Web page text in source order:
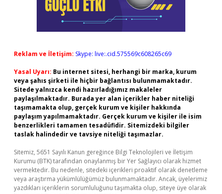
Reklam ve İletişim: Skype: live:.cid.575569c608265c69
Yasal Uyarı: Bu internet sitesi, herhangi bir marka, kurum
veya şahıs şirketi ile hiçbir bağlantısı bulunmamaktadır.
Sitede yalnızca kendi hazırladığımız makaleler
paylaşılmaktadır. Burada yer alan içerikler haber niteliği
taşımamakta olup, gerçek kurum ve kişiler hakkında
paylaşım yapılmamaktadır. Gerçek kurum ve kişiler ile isim
benzerlikleri tamamen tesadüfidir. Sitemizdeki bilgiler
taslak halindedir ve tavsiye niteliği taşımazlar.
Sitemiz, 5651 Sayılı Kanun gereğince Bilgi Teknolojileri ve İletişim
Kurumu (BTK) tarafından onaylanmış bir Yer Sağlayıcı olarak hizmet
vermektedir. Bu nedenle, sitedeki içerikleri proaktif olarak denetleme
veya araştırma yükümlülüğümüz bulunmamaktadır. Ancak, üyelerimiz
yazdıkları içeriklerin sorumluluğunu taşımakta olup, siteye üye olarak